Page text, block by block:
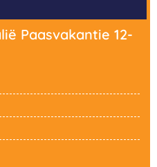
Paasvakantie 12-